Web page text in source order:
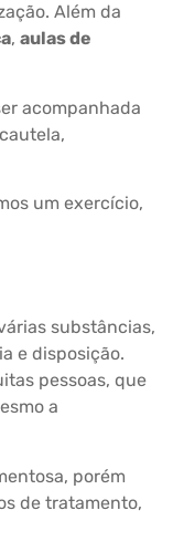
Além da
, aulas de
acompanhada
um exercício,
substâncias,
e disposição.
pessoas, que
a
porém
de tratamento,